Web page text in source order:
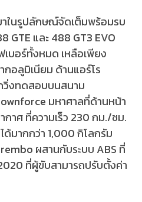
ในรูปลักษณ์จัดเต็มพร้อมรบ
GTE และ 488 GT3 EVO
บอร์ทั้งหมด เหลือเพียง
กอลูมิเนียม ด้านแอร์โร
งทดสอบบนสนาม
มหาศาลที่ด้านหน้า
าศ ที่ความเร็ว 230 กม./ชม.
ด้มากกว่า 1,000 กิโลกรัม
ผสานกับระบบ ABS ที่
ที่ผู้ขับสามารถปรับตั้งค่า